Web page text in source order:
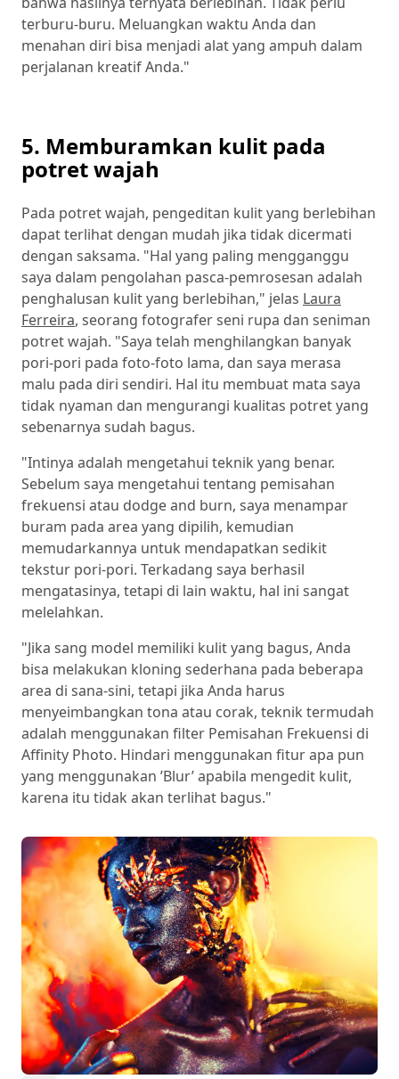
terburu-buru. Meluangkan waktu Anda dan
menahan diri bisa menjadi alat yang ampuh dalam
perjalanan kreatif Anda."
5. Memburamkan kulit pada
potret wajah
Pada potret wajah, pengeditan kulit yang berlebihan
dapat terlihat dengan mudah jika tidak dicermati
dengan saksama. "Hal yang paling mengganggu
saya dalam pengolahan pasca-pemrosesan adalah
penghalusan kulit yang berlebihan," jelas Laura
Ferreira, seorang fotografer seni rupa dan seniman
potret wajah. "Saya telah menghilangkan banyak
pori-pori pada foto-foto lama, dan saya merasa
malu pada diri sendiri. Hal itu membuat mata saya
tidak nyaman dan mengurangi kualitas potret yang
sebenarnya sudah bagus.
"Intinya adalah mengetahui teknik yang benar.
Sebelum saya mengetahui tentang pemisahan
frekuensi atau dodge and burn, saya menampar
buram pada area yang dipilih, kemudian
memudarkannya untuk mendapatkan sedikit
tekstur pori-pori. Terkadang saya berhasil
mengatasinya, tetapi di lain waktu, hal ini sangat
melelahkan.
"Jika sang model memiliki kulit yang bagus, Anda
bisa melakukan kloning sederhana pada beberapa
area di sana-sini, tetapi jika Anda harus
menyeimbangkan tona atau corak, teknik termudah
adalah menggunakan filter Pemisahan Frekuensi di
Affinity Photo. Hindari menggunakan fitur apa pun
yang menggunakan ’Blur’ apabila mengedit kulit,
karena itu tidak akan terlihat bagus."